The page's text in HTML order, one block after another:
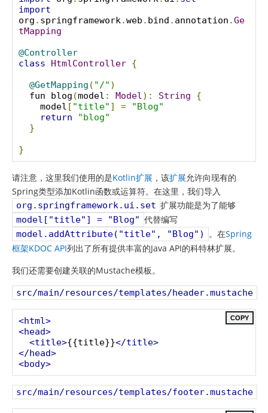
import
org . springframework.web . bind . annotation .Ge
tMapping
@Controller
class
HtmlController {
@GetMapping ( "/" )
  fun blog
(model : Model): String
{
    model
[ "title" ] =
"Blog"
return
"blog"
}
}
请注意，这里我们使用的是Kotlin扩展 ，该扩展允许向现有的
Spring类型添加Kotlin函数或运算符。在这里，我们导入
org.springframework.ui.set 扩展功能是为了能够
model["title"] = "Blog" 代替编写
model.addAttribute("title", "Blog") 。在Spring
框架KDOC API列出了所有提供丰富的Java API的科特林扩展。
我们还需要创建关联的Mustache模板。
src/main/resources/templates/header.mustache
<html>
<head>
<title>{{title}}</title>
</head>
<body>
COPY
src/main/resources/templates/footer.mustache